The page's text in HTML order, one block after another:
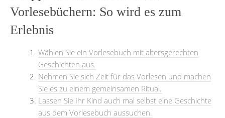
Vorlesebüchern: So wird es zum
Erlebnis
Wählen Sie ein Vorlesebuch mit altersgerechten
Geschichten aus.
Nehmen Sie sich Zeit für das Vorlesen und machen
Sie es zu einem gemeinsamen Ritual.
Lassen Sie Ihr Kind auch mal selbst eine Geschichte
aus dem Vorlesebuch aussuchen.